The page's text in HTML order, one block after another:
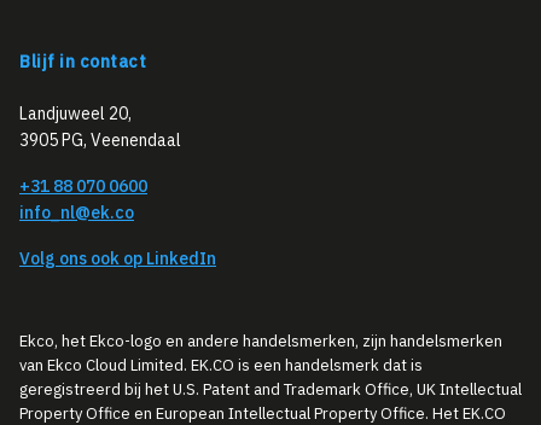
Blijf in contact
Landjuweel 20,
3905 PG, Veenendaal
+31 88 070 0600
info_nl@ek.co
Volg ons ook op LinkedIn
Ekco, het Ekco-logo en andere handelsmerken, zijn handelsmerken
van Ekco Cloud Limited. EK.CO is een handelsmerk dat is
geregistreerd bij het U.S. Patent and Trademark Office, UK Intellectual
Property Office en European Intellectual Property Office. Het EK.CO